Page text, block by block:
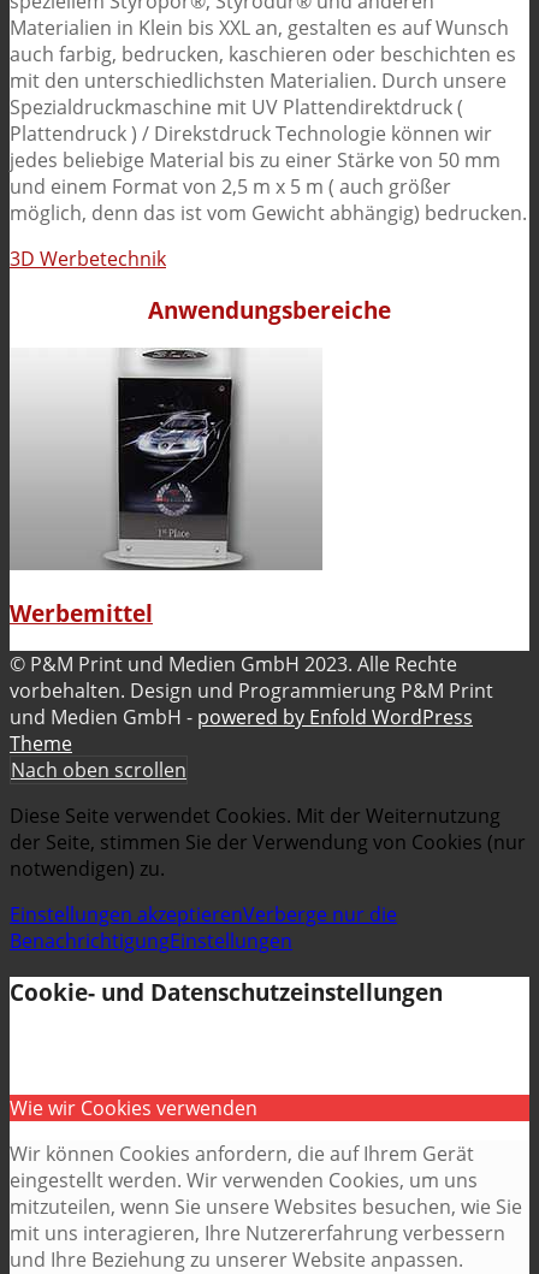
Materialien in Klein bis XXL an, gestalten es auf Wunsch
auch farbig, bedrucken, kaschieren oder beschichten es
mit den unterschiedlichsten Materialien. Durch unsere
Spezialdruckmaschine mit UV Plattendirektdruck (
Plattendruck ) / Direkstdruck Technologie können wir
jedes beliebige Material bis zu einer Stärke von 50 mm
und einem Format von 2,5 m x 5 m ( auch größer
möglich, denn das ist vom Gewicht abhängig) bedrucken.
3D Werbetechnik
Anwendungsbereiche
Werbemittel
© P&M Print und Medien GmbH 2023. Alle Rechte
vorbehalten. Design und Programmierung P&M Print
und Medien GmbH - powered by Enfold WordPress
Theme
Nach oben scrollen
Diese Seite verwendet Cookies. Mit der Weiternutzung
der Seite, stimmen Sie der Verwendung von Cookies (nur
notwendigen) zu.
Einstellungen akzeptierenVerberge nur die
BenachrichtigungEinstellungen
Cookie- und Datenschutzeinstellungen
Wie wir Cookies verwenden
Wir können Cookies anfordern, die auf Ihrem Gerät
eingestellt werden. Wir verwenden Cookies, um uns
mitzuteilen, wenn Sie unsere Websites besuchen, wie Sie
mit uns interagieren, Ihre Nutzererfahrung verbessern
und Ihre Beziehung zu unserer Website anpassen.